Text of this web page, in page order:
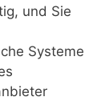
und Sie
Systeme